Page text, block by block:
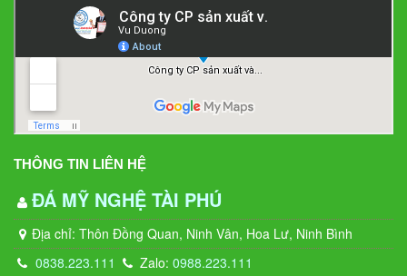
THÔNG TIN LIÊN HỆ
ĐÁ MỸ NGHỆ TÀI PHÚ
Địa chỉ: Thôn Đồng Quan, Ninh Vân, Hoa Lư, Ninh Bình
0838.223.111
Zalo:0988.223.111